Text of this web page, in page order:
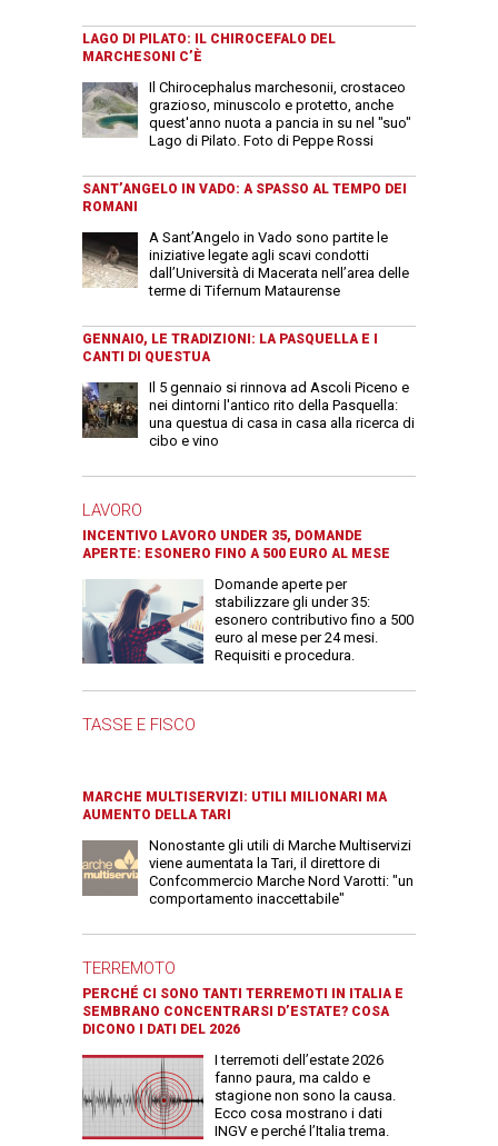
LAGO DI PILATO: IL CHIROCEFALO DEL
MARCHESONI C’È
Il Chirocephalus marchesonii, crostaceo
grazioso, minuscolo e protetto, anche
quest'anno nuota a pancia in su nel "suo"
Lago di Pilato. Foto di Peppe Rossi
SANT’ANGELO IN VADO: A SPASSO AL TEMPO DEI
ROMANI
A Sant’Angelo in Vado sono partite le
iniziative legate agli scavi condotti
dall’Università di Macerata nell’area delle
terme di Tifernum Mataurense
GENNAIO, LE TRADIZIONI: LA PASQUELLA E I
CANTI DI QUESTUA
Il 5 gennaio si rinnova ad Ascoli Piceno e
nei dintorni l'antico rito della Pasquella:
una questua di casa in casa alla ricerca di
cibo e vino
LAVORO
INCENTIVO LAVORO UNDER 35, DOMANDE
APERTE: ESONERO FINO A 500 EURO AL MESE
Domande aperte per
stabilizzare gli under 35:
esonero contributivo fino a 500
euro al mese per 24 mesi.
Requisiti e procedura.
TASSE E FISCO
MARCHE MULTISERVIZI: UTILI MILIONARI MA
AUMENTO DELLA TARI
Nonostante gli utili di Marche Multiservizi
viene aumentata la Tari, il direttore di
Confcommercio Marche Nord Varotti: "un
comportamento inaccettabile"
TERREMOTO
PERCHÉ CI SONO TANTI TERREMOTI IN ITALIA E
SEMBRANO CONCENTRARSI D’ESTATE? COSA
DICONO I DATI DEL 2026
I terremoti dell’estate 2026
fanno paura, ma caldo e
stagione non sono la causa.
Ecco cosa mostrano i dati
INGV e perché l’Italia trema.